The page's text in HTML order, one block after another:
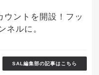
ウントを開設！フッ
ネルに。
SAL編集部の記事はこちら